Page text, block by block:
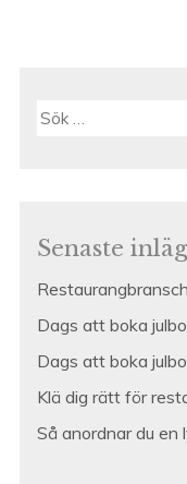
Sök
Senaste
Dags att boka
Dags att boka
Klä dig rätt för
Så anordnar du